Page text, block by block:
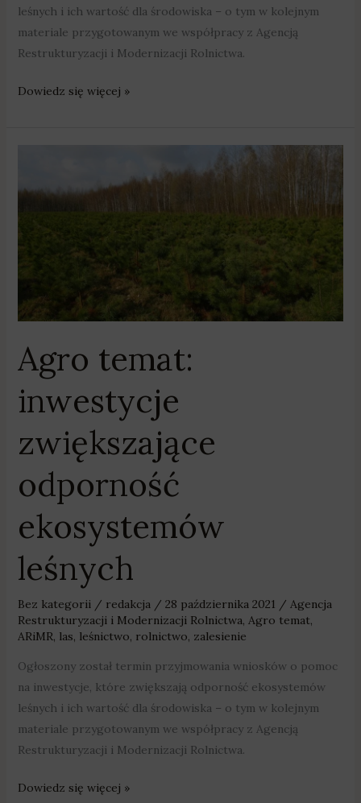
leśnych i ich wartość dla środowiska – o tym w kolejnym
materiale przygotowanym we współpracy z Agencją
Restrukturyzacji i Modernizacji Rolnictwa.
Dowiedz się więcej »
Agro temat:
inwestycje
zwiększające
odporność
ekosystemów
leśnych
Bez kategorii/ redakcja / 28 października 2021 / Agencja
Restrukturyzacji i Modernizacji Rolnictwa, Agro temat,
ARiMR, las, leśnictwo, rolnictwo, zalesienie
Ogłoszony został termin przyjmowania wniosków o pomoc
na inwestycje, które zwiększają odporność ekosystemów
leśnych i ich wartość dla środowiska – o tym w kolejnym
materiale przygotowanym we współpracy z Agencją
Restrukturyzacji i Modernizacji Rolnictwa.
inwestycje
odporność
ekosystemów
Dowiedz się więcej »